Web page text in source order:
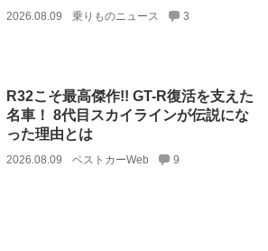
2026.08.09 乗りものニュース 3
R32こそ最高傑作!! GT-R復活を支えた
名車！ 8代目スカイラインが伝説にな
った理由とは
2026.08.09 ベストカーWeb 9